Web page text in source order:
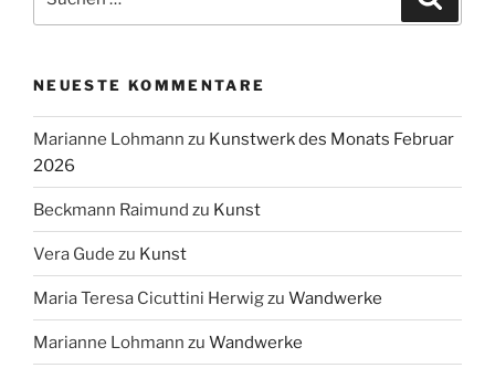
nach:
NEUESTE KOMMENTARE
Marianne Lohmann zu Kunstwerk des Monats Februar
2026
Beckmann Raimund zu Kunst
Vera Gude zu Kunst
Maria Teresa Cicuttini Herwigzu Wandwerke
Marianne Lohmann zu Wandwerke